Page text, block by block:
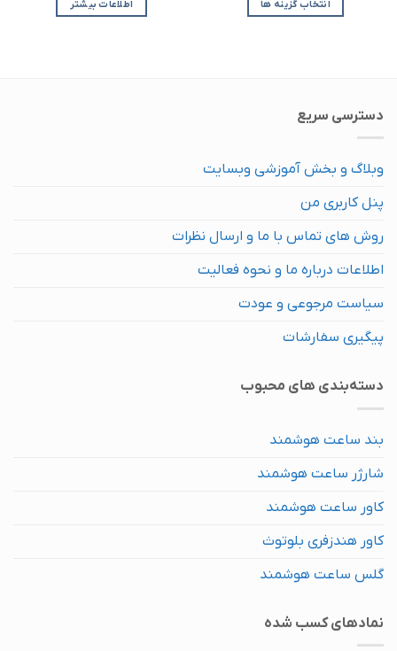
انتخاب گزینه ها
ها
صفحه
محصول
شوند
اطلاعات بیشتر
دسترسی سریع
وبلاگ و بخش آموزشی وبسایت
پنل کاربری من
روش های تماس با ما و ارسال نظرات
اطلاعات درباره ما و نحوه فعالیت
سیاست مرجوعی و عودت
پیگیری سفارشات
دسته‌بندی های محبوب
بند ساعت هوشمند
شارژر ساعت هوشمند
کاور ساعت هوشمند
کاور هندزفری بلوتوث
گلس ساعت هوشمند
نماد‌های کسب شده